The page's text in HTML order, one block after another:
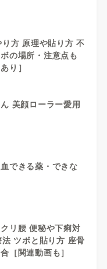
方 原理や貼り方 不
の場所・注意点も
り］
美顔ローラー愛用
できる薬・できな
リ腰 便秘や下痢対
ツボと貼り方 座骨
［関連動画も］